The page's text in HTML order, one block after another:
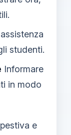
studenti.
Informare
in modo
e